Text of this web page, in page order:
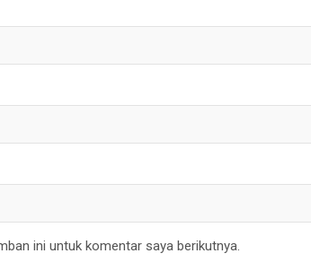
ini untuk komentar saya berikutnya.